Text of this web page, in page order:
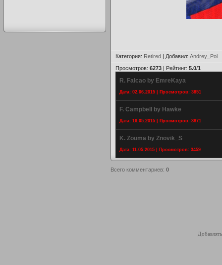
Категория: Retired | Добавил: Andrey_Pol
Просмотров: 6273 | Рейтинг: 5.0/1
R. Falcao by EmreKaya
Дата: 02.06.2015 | Просмотров: 3851
F. Campbell by Hawke
Дата: 16.05.2015 | Просмотров: 3871
K. Zouma by Znovik_S
Дата: 11.05.2015 | Просмотров: 3459
Всего комментариев: 0